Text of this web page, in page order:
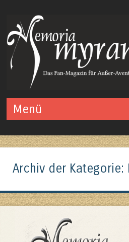
Menü
Archiv der Kategorie: